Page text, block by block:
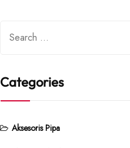
Categories
Aksesoris Pipa